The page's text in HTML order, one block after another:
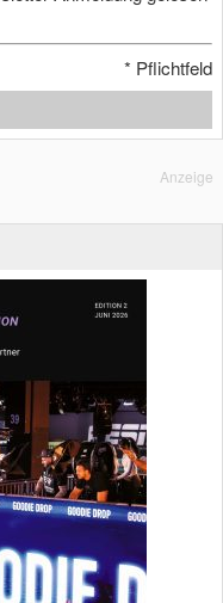
* Pflichtfeld
Anzeige